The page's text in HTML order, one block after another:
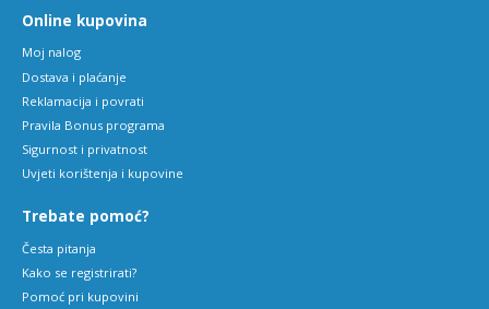
Online kupovina
Moj nalog
Dostava i plaćanje
Reklamacija i povrati
Pravila Bonus programa
Sigurnost i privatnost
Uvjeti korištenja i kupovine
Trebate pomoć?
Česta pitanja
Kako se registrirati?
Pomoć pri kupovini